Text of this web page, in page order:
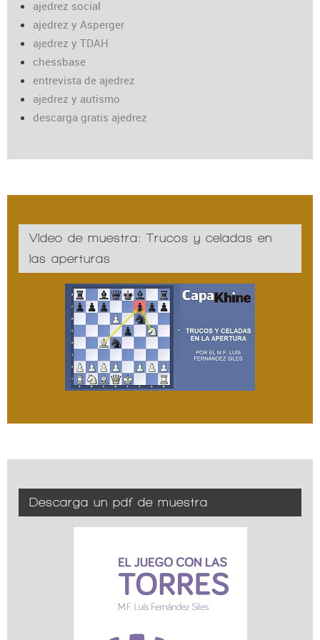
ajedrez social
ajedrez y Asperger
ajedrez y TDAH
chessbase
entrevista de ajedrez
ajedrez y autismo
descarga gratis ajedrez
Vídeo de muestra: Trucos y celadas en
las aperturas
Descarga un pdf de muestra